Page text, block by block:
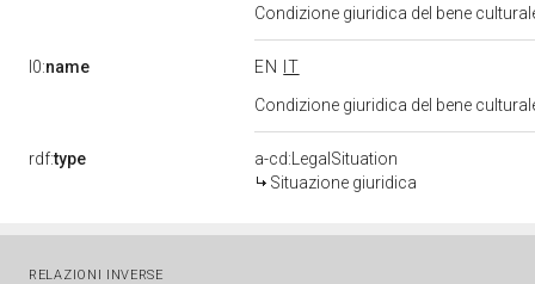
Condizione giuridica del bene
l0:name EN
IT
Condizione giuridica del bene
rdf:type
a-cd:LegalSituation
Situazione giuridica
RELAZIONI INVERSE